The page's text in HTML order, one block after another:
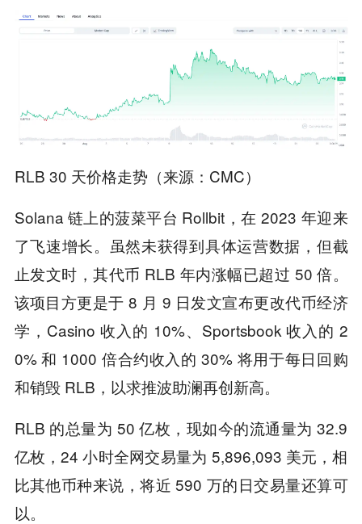
RLB 30 天价格走势（来源：CMC）
Solana 链上的菠菜平台 Rollbit，在 2023 年迎来
了飞速增长。虽然未获得到具体运营数据，但截
止发文时，其代币 RLB 年内涨幅已超过 50 倍。
该项目方更是于 8 月 9 日发文宣布更改代币经济
学，Casino 收入的 10%、Sportsbook 收入的 2
0% 和 1000 倍合约收入的 30% 将用于每日回购
和销毁 RLB，以求推波助澜再创新高。
RLB 的总量为 50 亿枚，现如今的流通量为 32.9
亿枚，24 小时全网交易量为 5,896,093 美元，相
比其他币种来说，将近 590 万的日交易量还算可
以。